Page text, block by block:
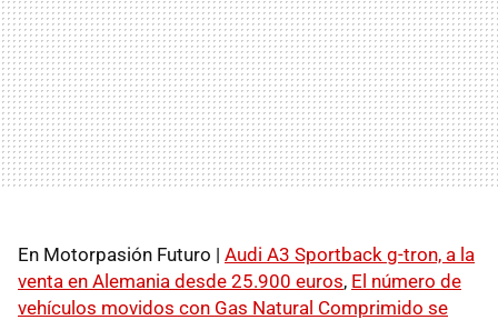
En Motorpasión Futuro | Audi A3 Sportback g-tron, a la
venta en Alemania desde 25.900 euros, El número de
vehículos movidos con Gas Natural Comprimido se